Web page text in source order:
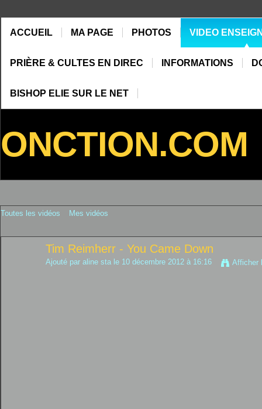
ACCUEIL MA PAGE PHOTOS VIDEO
PRIÈRE & CULTES EN DIREC INFORMATIONS
BISHOP ELIE SUR LE NET
ONCTION.COM
Toutes les vidéos Mes vidéos
Tim Reimherr - You Came Down
Ajouté par aline sta le 10 décembre 2012 à 16:16 Afficher